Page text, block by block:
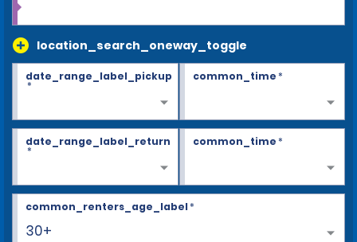
location_search_oneway_toggle
date_range_label_pickup
*
common_time*
date_range_label_return
*
common_time*
30+
common_renters_age_label*